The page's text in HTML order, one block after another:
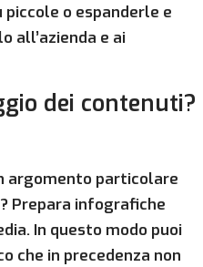
o espanderle e
all’azienda e ai
dei contenuti?
argomento particolare
Prepara infografiche
In questo modo puoi
che in precedenza non